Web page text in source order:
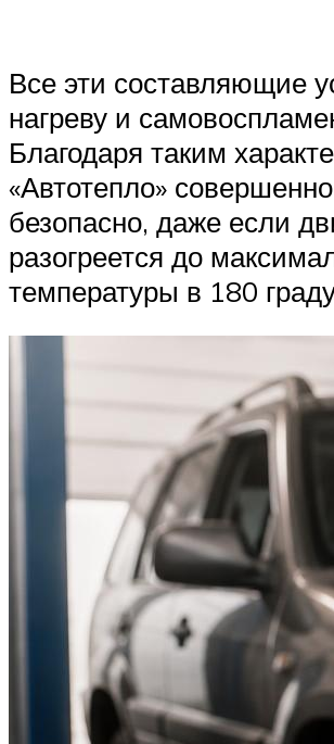
Все эти составляющие
нагреву и
Благодаря таким
«Автотепло» совершенно
безопасно, даже если
разогреется до
температуры в 180